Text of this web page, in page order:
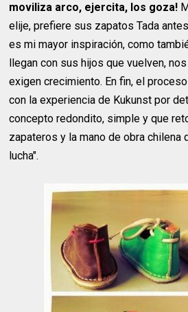
moviliza arco, ejercita, los goza!
elije, prefiere sus zapatos Tada
es mi mayor inspiración, como
llegan con sus hijos que vuelven,
exigen crecimiento. En fin, el
con la experiencia de Kukunst por
concepto redondito, simple y que
zapateros y la mano de obra chilena
lucha".